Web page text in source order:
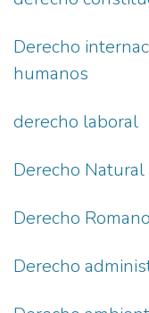
Derecho
humanos
derecho laboral
Derecho Natural
Derecho Romano
Derecho